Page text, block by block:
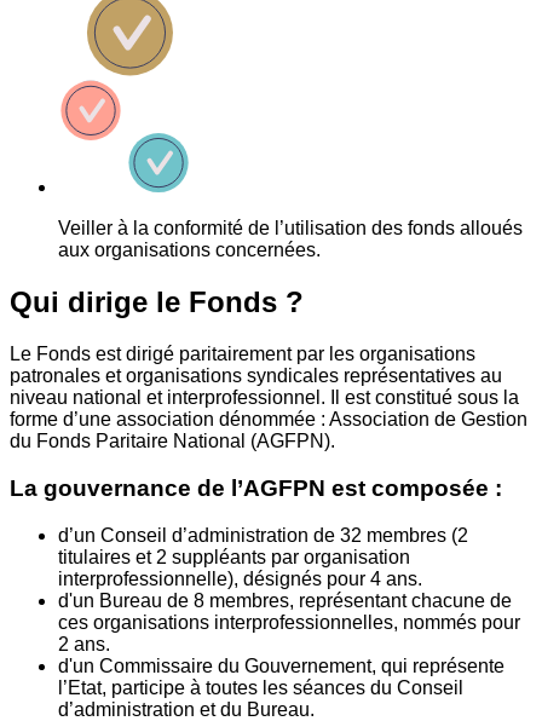
Veiller à la conformité de l’utilisation des fonds alloués
aux organisations concernées.
Qui dirige le Fonds ?
Le Fonds est dirigé paritairement par les organisations
patronales et organisations syndicales représentatives au
niveau national et interprofessionnel. Il est constitué sous la
forme d’une association dénommée : Association de Gestion
du Fonds Paritaire National (AGFPN).
La gouvernance de l’AGFPN est composée :
d’un Conseil d’administration de 32 membres (2
titulaires et 2 suppléants par organisation
interprofessionnelle), désignés pour 4 ans.
d'un Bureau de 8 membres, représentant chacune de
ces organisations interprofessionnelles, nommés pour
2 ans.
d'un Commissaire du Gouvernement, qui représente
l’Etat, participe à toutes les séances du Conseil
d’administration et du Bureau.